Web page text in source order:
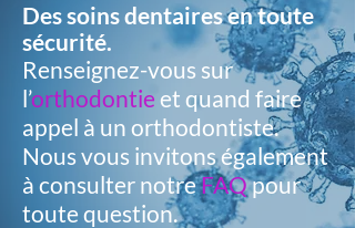
Des soins dentaires en toute
sécurité.
Renseignez-vous sur
l’orthodontie et quand faire
appel à un orthodontiste.
Nousvous invitons également
à consulter notreFAQpour
toute question.